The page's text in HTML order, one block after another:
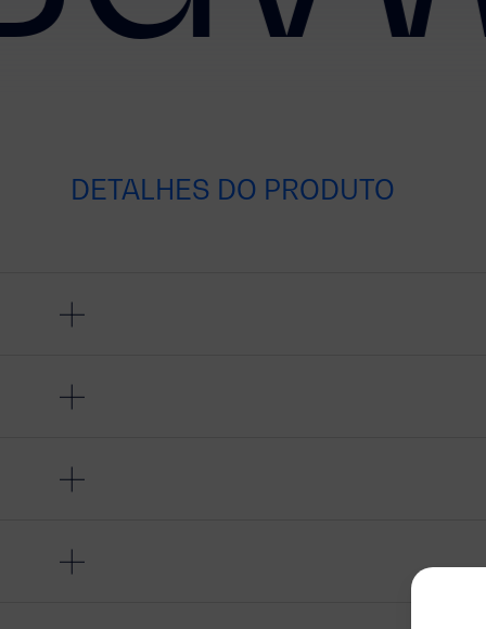
DETALHES DO PRODUTO